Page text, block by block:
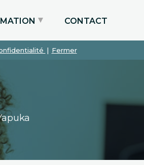
| Fermer
via le CPF
CONTACT